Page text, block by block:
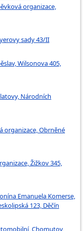
organizace,
sady 43/II
Wilsonova 405,
Národních
organizace, Obrněné
Žižkov 345,
Emanuela Komerse,
123, Děčín
Chomutov,